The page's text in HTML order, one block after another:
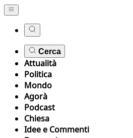
Cerca
Attualità
Politica
Mondo
Agorà
Podcast
Chiesa
Idee e Commenti